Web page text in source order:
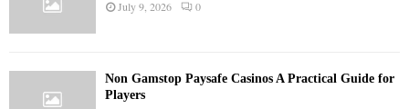
July 9, 2026 0
Non Gamstop Paysafe Casinos A Practical Guide for
Players